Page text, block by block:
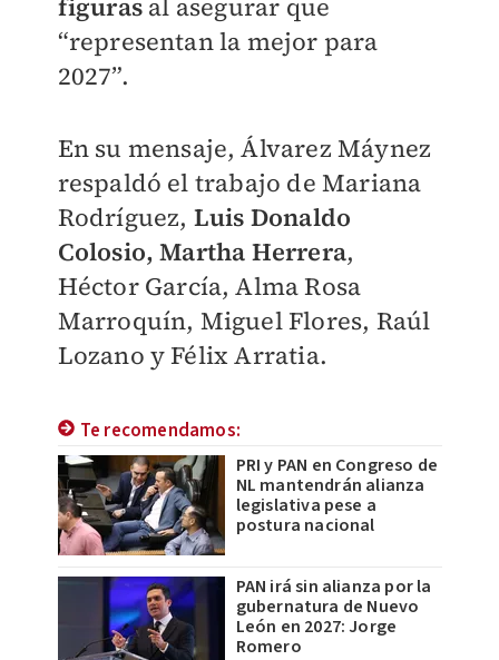
figurasal asegurar que
“representan la mejor para
2027”.
En su mensaje, Álvarez Máynez
respaldó el trabajo de Mariana
Rodríguez, Luis Donaldo
Colosio, Martha Herrera,
Héctor García, Alma Rosa
Marroquín, Miguel Flores, Raúl
Lozano y Félix Arratia.
Te recomendamos:
PRI y PAN en Congreso de
NL mantendrán alianza
legislativa pese a
postura nacional
PAN irá sin alianza por la
gubernatura de Nuevo
León en 2027: Jorge
Romero